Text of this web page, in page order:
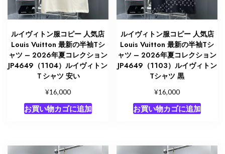
ルイヴィトン服コピー 人気店
Louis Vuitton 最新の半袖Tシ
ャツ – 2026年夏コレクション
JP4649（1104）ルイヴィトン
Ｔシャツ 安い
¥16,000
お買い物カゴに追加
ルイヴィトン服コピー 人気店
Louis Vuitton 最新の半袖Tシ
ャツ – 2026年夏コレクション
JP4649（1103）ルイヴィトン
Tシャツ 黒
¥16,000
お買い物カゴに追加